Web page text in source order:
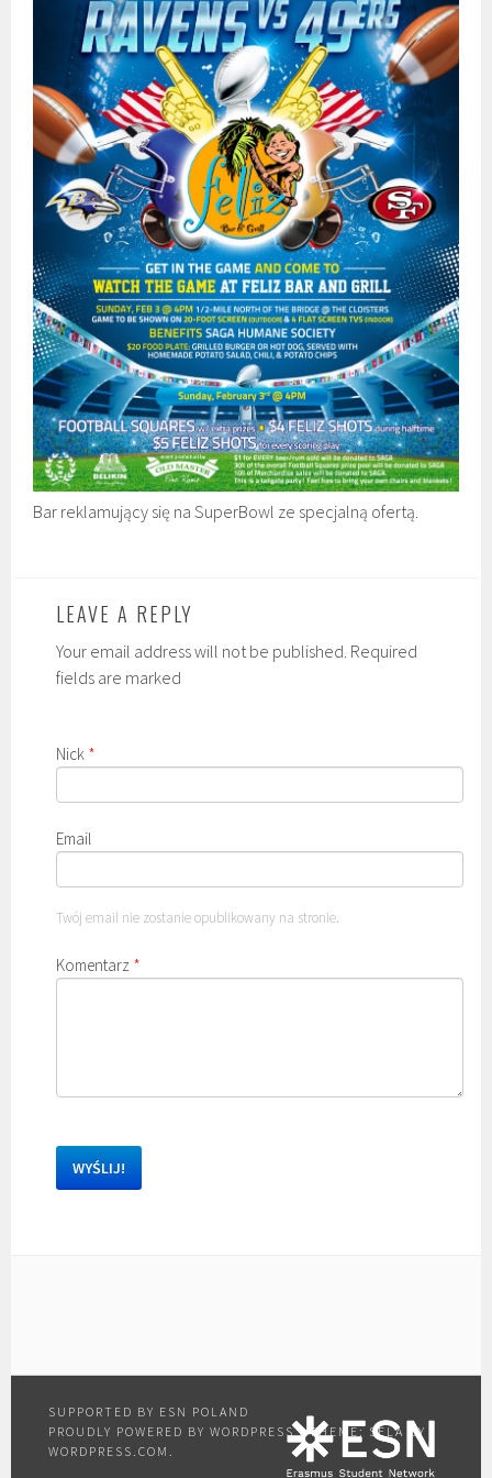
Bar reklamujący się na SuperBowl ze specjalną ofertą.
LEAVE A REPLY
Your email address will not be published. Required
fields are marked
Nick *
Email
Twój email nie zostanie opublikowany na stronie.
Komentarz *
PROUDLY POWERED BY WORDPRESS |THEME: SELA BY
WORDPRESS.COM .